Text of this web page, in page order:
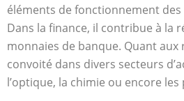
éléments de fonctionnement
Dans la finance, il contribue à la
monnaies de banque. Quant aux
convoité dans divers secteurs
l’optique, la chimie ou encore